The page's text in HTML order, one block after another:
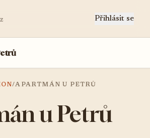
Přihlásit se
/APARTMÁN U PETRŮ
u Petrů